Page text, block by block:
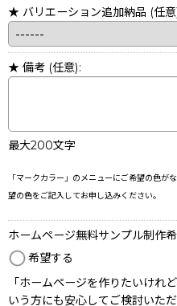
★ バリエーション追加納品 (任
★ 備考 (任意):
最大200文字
「マークカラー」のメニューにご希望の色が
望の色をご記入してお申し込みください。
ホームページ無料サンプル制作
希望する
「ホームページを作りたいけれ
いう方にも安心してご検討いた